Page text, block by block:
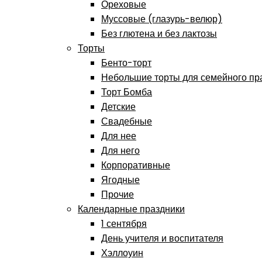
Ореховые
Муссовые (глазурь-велюр)
Без глютена и без лактозы
Торты
Бенто-торт
Небольшие торты для семейного
Торт Бомба
Детские
Свадебные
Для нее
Для него
Корпоративные
Ягодные
Прочие
Календарные праздники
1 сентября
День учителя и воспитателя
Хэллоуин